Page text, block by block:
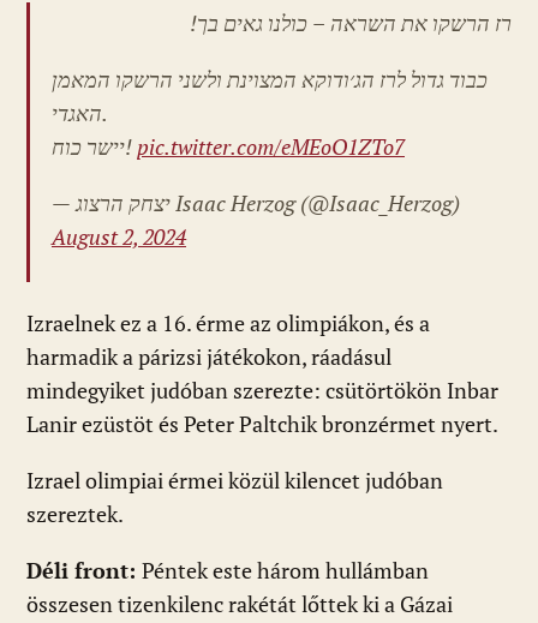
רז הרשקו את השראה – כולנו גאים בך!
כבוד גדול לרז הג׳ודוקא המצוינת ולשני הרשקו המאמן
האגדי.
יישר כוח! pic.twitter.com/eMEoO1ZTo7
— יצחק הרצוג Isaac Herzog (@Isaac_Herzog)
August 2, 2024
Izraelnek ez a 16. érme az olimpiákon, és a
harmadik a párizsi játékokon, ráadásul
mindegyiket judóban szerezte: csütörtökön Inbar
Lanir ezüstöt és Peter Paltchik bronzérmet nyert.
Izrael olimpiai érmei közül kilencet judóban
szereztek.
Déli front: Péntek este három hullámban
összesen tizenkilenc rakétát lőttek ki a Gázai